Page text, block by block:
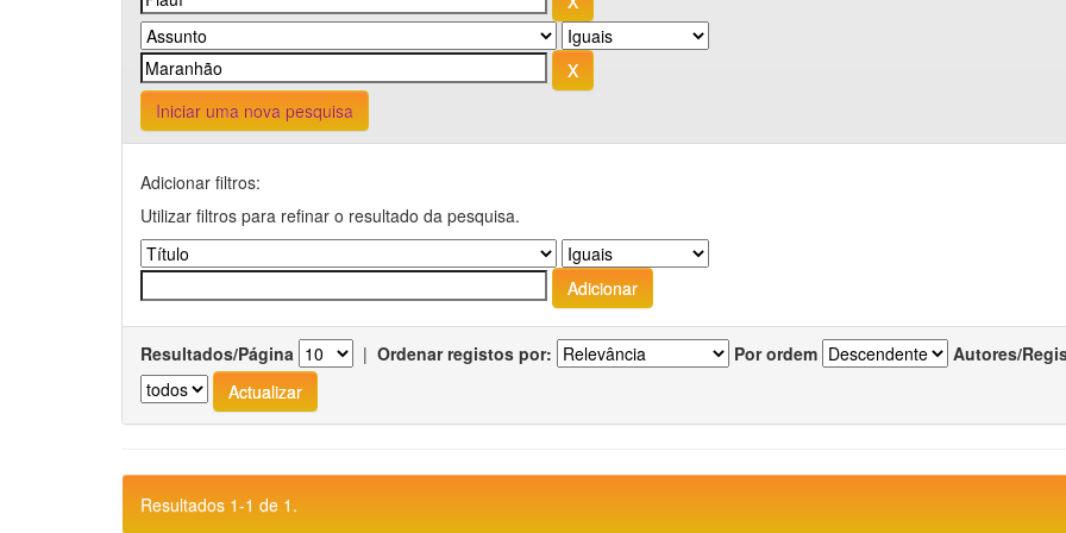
Iniciar uma nova pesquisa
Adicionar filtros:
Utilizar filtros para refinar o resultado da pesquisa.
Resultados/Página | Ordenar registos por: Por ordem Autores/
Resultados 1-1 de 1.